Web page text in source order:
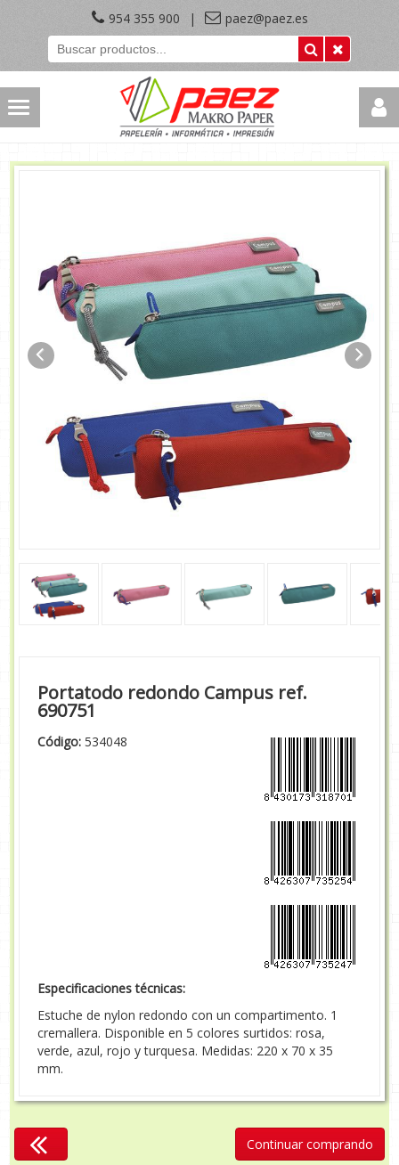
954 355 900 | paez@paez.es
Portatodo redondo Campus ref.
690751
Código: 534048
Especificaciones técnicas:
Estuche de nylon redondo con un compartimento. 1
cremallera. Disponible en 5 colores surtidos: rosa,
verde, azul, rojo y turquesa. Medidas: 220 x 70 x 35
mm.
Continuar comprando